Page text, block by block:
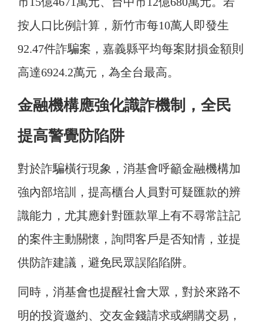
按人口比例計算，新竹市每10萬人即發生
92.47件詐騙案，嘉義縣平均每案財損金額則
高達6924.2萬元，為全台最高。
金融機構應強化識詐機制，全民
提高警覺防陷阱
對於詐騙橫行現象，消基會呼籲金融機構加
強內部培訓，提高櫃台人員對可疑匯款的辨
識能力，尤其應針對匯款單上有不尋常註記
的案件主動關懷，詢問客戶是否知情，並提
供防詐建議，避免民眾誤陷陷阱。
同時，消基會也提醒社會大眾，對於來路不
明的投資邀約、交友金錢請求或網購交易，